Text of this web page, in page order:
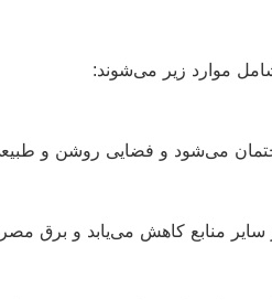
موارد زیر می‌شوند:
می‌شود و فضایی روشن و
سایر منابع کاهش می‌یابد و برق